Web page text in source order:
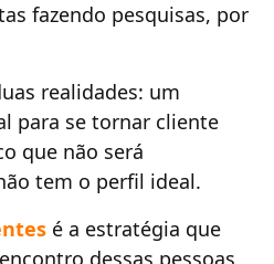
fazendo pesquisas, por
realidades: um
para se tornar cliente
que não será
tem o perfil ideal.
é a estratégia que
dessas pessoas